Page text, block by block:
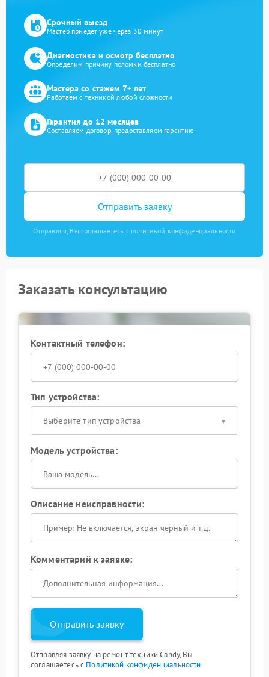
Срочный выезд
Мастер приедет уже через 30 минут
Диагностика и осмотр бесплатно
Определим причину поломки бесплатно
Мастера со стажем 7+ лет
Работаем с техникой любой сложности
Гарантия до 12 месяцев
Составляем договор, предоставляем гарантию
Отправить заявку
Отправляя, Вы соглашаетесь с политикой конфиденциальности
Заказать консультацию
Контактный телефон:
Тип устройства:
Выберите тип устройства
Модель устройства:
Описание неисправности:
Комментарий к заявке:
Отправить заявку
Отправляя заявку на ремонт техники Candy, Вы
соглашаетесь с Политикой конфиденциальности